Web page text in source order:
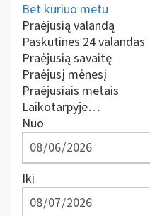
Bet kuriuo metu
Praėjusią valandą
Paskutines 24 valandas
Praėjusią savaitę
Praėjusį mėnesį
Praėjusiais metais
Laikotarpyje…
Nuo
Iki